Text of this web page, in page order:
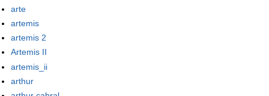
arte
artemis
artemis 2
Artemis II
artemis_ii
arthur